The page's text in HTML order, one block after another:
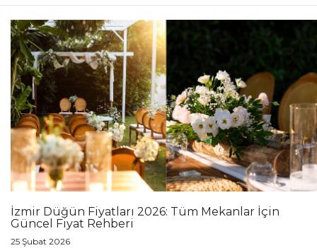
İzmir Düğün Fiyatları 2026: Tüm Mekanlar İçin
Güncel Fiyat Rehberi
25 Şubat 2026